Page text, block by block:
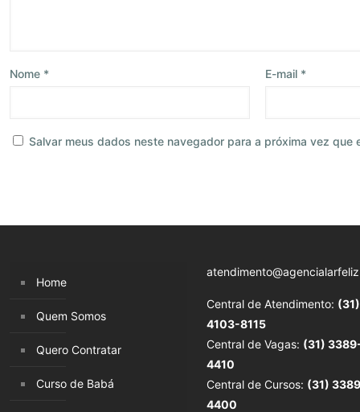
Nome * E-mail *
Salvar meus dados neste navegador para a próxima vez que
Home
Quem Somos
Quero Contratar
Curso de Babá
Central de Atendimento: (31)
4103-8115
Central de Vagas: (31)
4410
Central de Cursos: (31)
4400